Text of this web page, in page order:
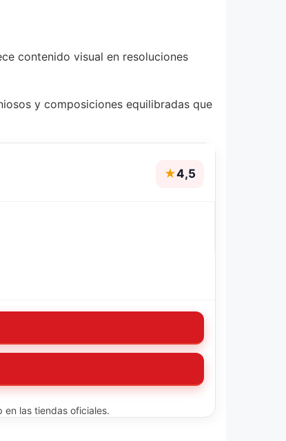
contenido visual en resoluciones
y composiciones equilibradas que
★4,5
en las tiendas oficiales.